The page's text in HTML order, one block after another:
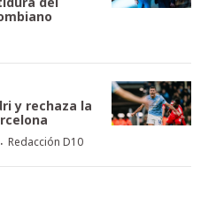
y rechaza la
· Redacción D10